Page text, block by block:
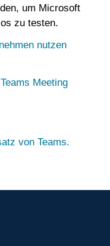
um Microsoft
zu testen.
nutzen
Meeting
von Teams.